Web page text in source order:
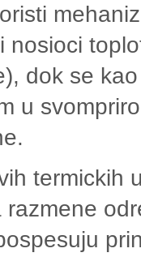
nosioci
dok se
u
termickih